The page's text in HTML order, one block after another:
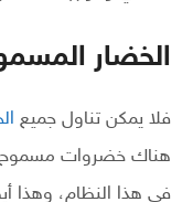
الخضار
فلا يمكن تناول جميع
هناك خضروات مسموح
في هذا النظام، وهذا